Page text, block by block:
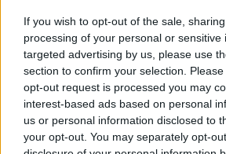
If you wish to opt-out of the sale,
processing of your personal or sensitive
targeted advertising by us, please use
section to confirm your selection.
opt-out request is processed you may
interest-based ads based on personal
us or personal information disclosed to
your opt-out. You may separately opt-
Conclusion
L’apprentissage par le jeu n’est
passagère. C’est une approche
qui transforme la manière dont
Alors, la prochaine fois que vous